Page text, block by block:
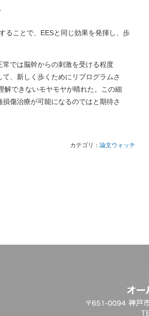
ることで、EESと同じ効果を発揮し、歩
では脳幹からの刺激を受ける程度
、新しく歩くためにリプログラムさ
解できないモヤモヤが晴れた。この細
傷治療が可能になるのではと期待さ
カテゴリ： 論文ウォッチ